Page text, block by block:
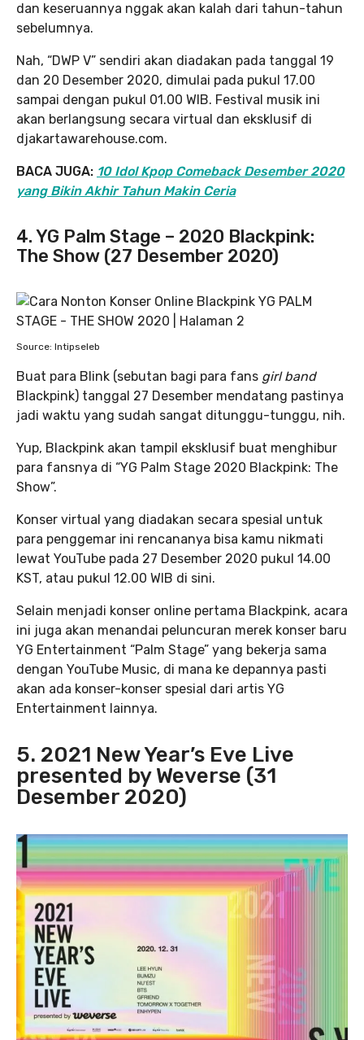
dan keseruannya nggak akan kalah dari tahun-tahun
sebelumnya.
Nah, “DWP V” sendiri akan diadakan pada tanggal 19
dan 20 Desember 2020, dimulai pada pukul 17.00
sampai dengan pukul 01.00 WIB. Festival musik ini
akan berlangsung secara virtual dan eksklusif di
djakartawarehouse.com.
BACA JUGA: 10 Idol Kpop Comeback Desember 2020
yang Bikin Akhir Tahun Makin Ceria
4. YG Palm Stage – 2020 Blackpink:
The Show (27 Desember 2020)
Source: Intipseleb
Buat para Blink (sebutan bagi para fans girl band
Blackpink) tanggal 27 Desember mendatang pastinya
jadi waktu yang sudah sangat ditunggu-tunggu, nih.
Yup, Blackpink akan tampil eksklusif buat menghibur
para fansnya di “YG Palm Stage 2020 Blackpink: The
Show”.
Konser virtual yang diadakan secara spesial untuk
para penggemar ini rencananya bisa kamu nikmati
lewat YouTube pada 27 Desember 2020 pukul 14.00
KST, atau pukul 12.00 WIB di sini.
Selain menjadi konser online pertama Blackpink, acara
ini juga akan menandai peluncuran merek konser baru
YG Entertainment “Palm Stage” yang bekerja sama
dengan YouTube Music, di mana ke depannya pasti
akan ada konser-konser spesial dari artis YG
Entertainment lainnya.
5. 2021 New Year’s Eve Live
presented by Weverse (31
Desember 2020)